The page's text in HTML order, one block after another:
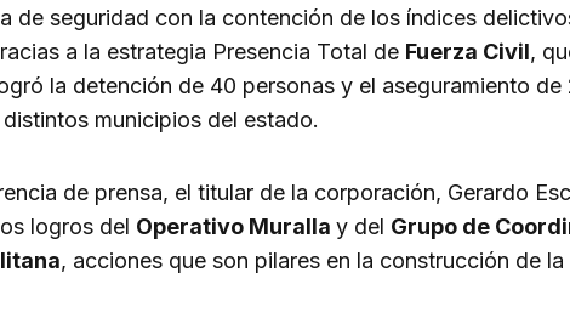
de seguridad con la contención de los índices
a la estrategia Presencia Total de Fuerza Civil,
la detención de 40 personas y el aseguramiento de
municipios del estado.
de prensa, el titular de la corporación, Gerardo
logros del Operativo Muralla y del Grupo de
, acciones que son pilares en la construcción de la